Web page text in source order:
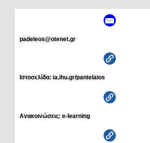
padeleos@otenet.gr
Ιστοσελίδα: ia.ihu.gr/pantelaios
Ανακοινώσεις: e-learning